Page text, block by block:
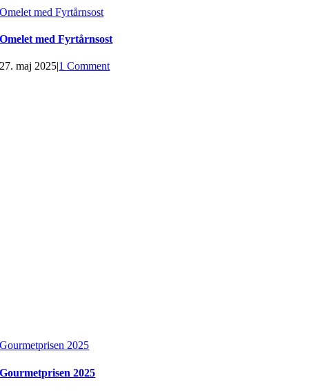
Omelet med Fyrtårnsost
Omelet med Fyrtårnsost
27. maj 2025|1 Comment
Gourmetprisen 2025
Gourmetprisen 2025